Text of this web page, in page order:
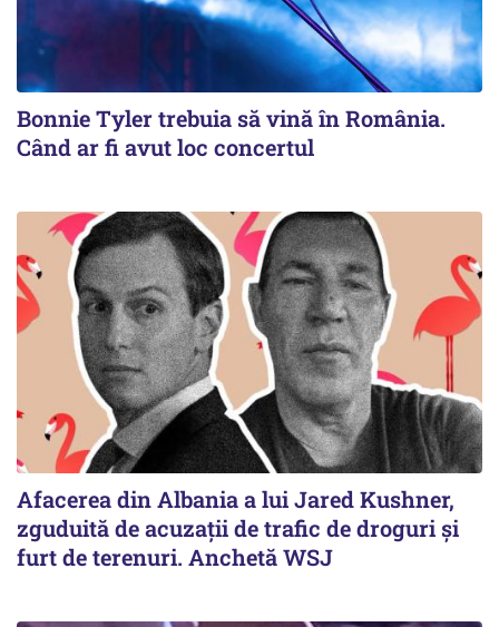
Bonnie Tyler trebuia să vină în România.
Când ar fi avut loc concertul
Afacerea din Albania a lui Jared Kushner,
zguduită de acuzații de trafic de droguri și
furt de terenuri. Anchetă WSJ